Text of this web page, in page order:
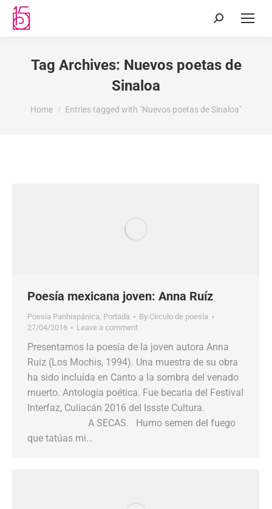
Tag Archives: Nuevos poetas de
Sinaloa
You are here:
Home Entries tagged with "Nuevos poetas de Sinaloa"
Poesía mexicana joven: Anna Ruíz
Poesía Panhispánica Portada By Círculo de poesía
27/04/2016
Leave a comment
Presentamos la poesía de la joven autora Anna
Ruiz (Los Mochis, 1994). Una muestra de su obra
ha sido incluída en Canto a la sombra del venado
muerto. Antología poética. Fue becaria del Festival
Interfaz, Culiacán 2016 del Issste Cultura.
A SECAS. Humo semen del fuego
que tatúas mi…